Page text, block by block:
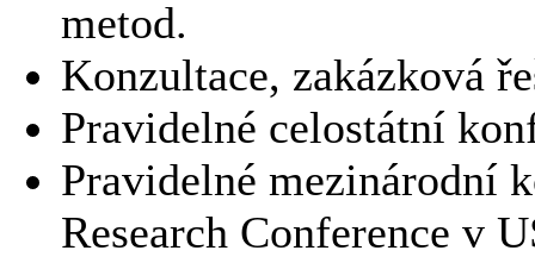
metod.
Konzultace, zakázková
Pravidelné celostátní
Pravidelné mezinárodní
Research Conference v